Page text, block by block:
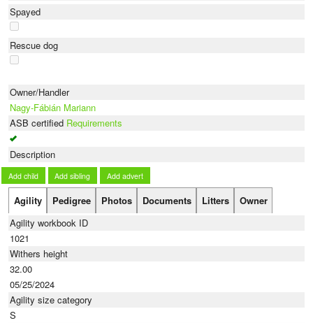
Spayed
Rescue dog
Owner/Handler
Nagy-Fábián Mariann
ASB certified Requirements
Description
Add child Add sibling Add advert
Agility Pedigree Photos Documents Litters
Owner
Agility workbook ID
1021
Withers height
32.00
05/25/2024
Agility size category
S